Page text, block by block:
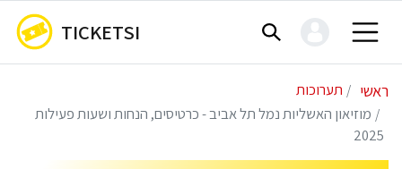
TICKETSI
ראשי
תערוכות
מוזיאון האשליות נמל תל אביב - כרטיסים, הנחות ושעות פעילות
2025